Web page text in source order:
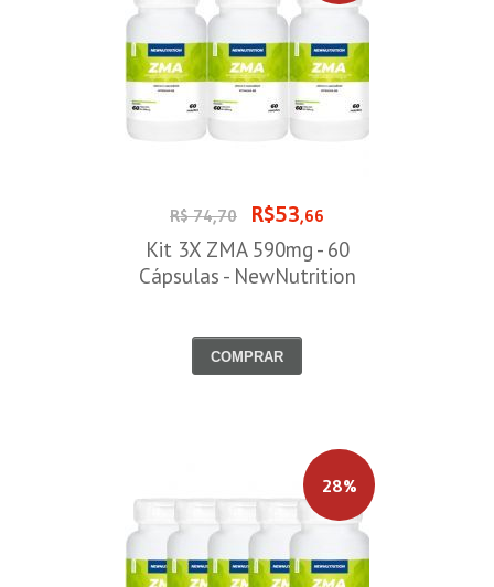
R$ 74,70 R$53,66
Kit 3X ZMA 590mg - 60
Cápsulas - NewNutrition
COMPRAR
28%